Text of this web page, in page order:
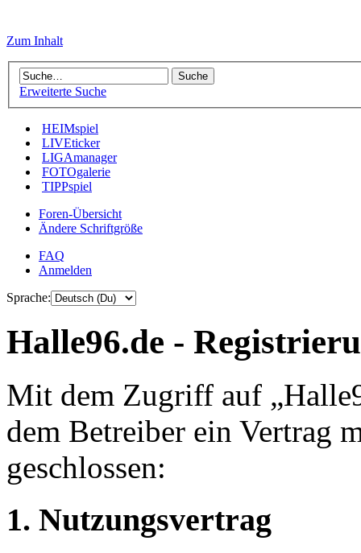
Zum Inhalt
Erweiterte Suche
HEIMspiel
LIVEticker
LIGAmanager
FOTOgalerie
TIPPspiel
Foren-Übersicht
Ändere Schriftgröße
FAQ
Anmelden
Sprache:
Halle96.de -
Mit dem Zugriff auf
dem Betreiber ein Vertrag
geschlossen:
1. Nutzungsvertrag